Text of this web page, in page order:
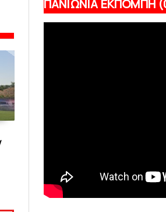
ΠΑΝΙΩΝΙΑ ΕΚΠΟΜΠΗ